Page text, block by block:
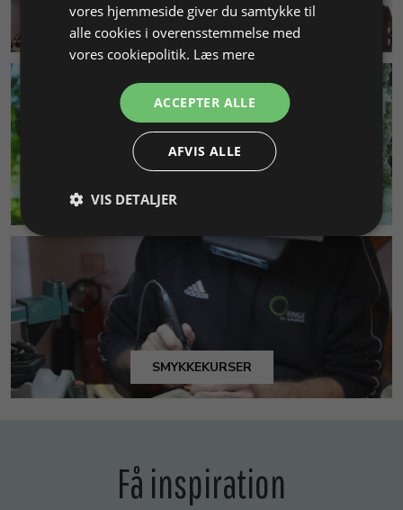
KUNDESERVICE
MILJØ & BÆREDYGTIGHED
SMYKKEKURSER
Få inspiration
vores hjemmeside giver du samtykke til
alle cookies i overensstemmelse med
vores cookiepolitik. Læs mere
ACCEPTER ALLE
AFVIS ALLE
VIS DETALJER